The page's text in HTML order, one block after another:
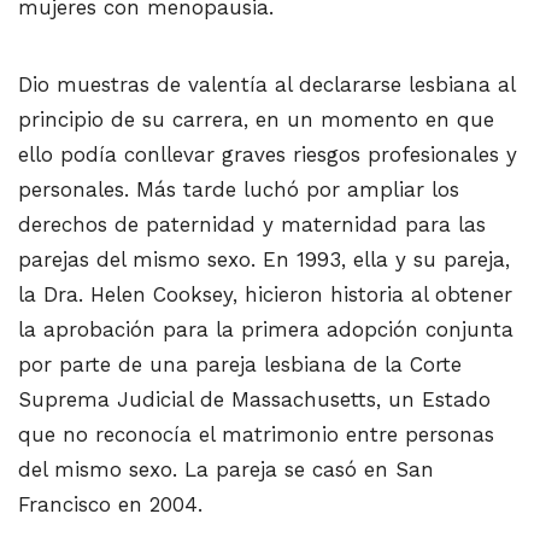
mujeres con menopausia.
Dio muestras de valentía al declararse lesbiana al
principio de su carrera, en un momento en que
ello podía conllevar graves riesgos profesionales y
personales. Más tarde luchó por ampliar los
derechos de paternidad y maternidad para las
parejas del mismo sexo. En 1993, ella y su pareja,
la Dra. Helen Cooksey, hicieron historia al obtener
la aprobación para la primera adopción conjunta
por parte de una pareja lesbiana de la Corte
Suprema Judicial de Massachusetts, un Estado
que no reconocía el matrimonio entre personas
del mismo sexo. La pareja se casó en San
Francisco en 2004.